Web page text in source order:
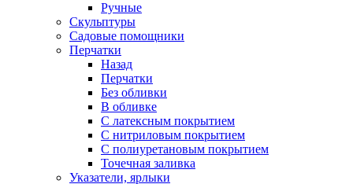
Ручные
Скульптуры
Садовые помощники
Перчатки
Назад
Перчатки
Без обливки
В обливке
С латексным покрытием
С нитриловым покрытием
С полиуретановым покрытием
Точечная заливка
Указатели, ярлыки